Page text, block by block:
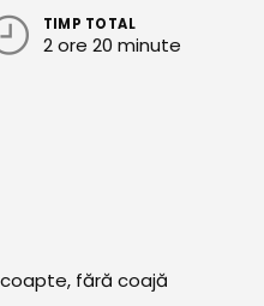
TIMP TOTAL
2 ore 20 minute
fără coajă